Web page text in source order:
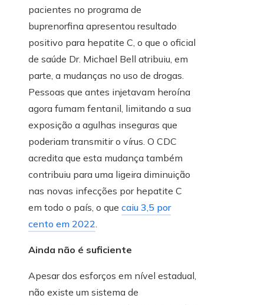
pacientes no programa de
buprenorfina apresentou resultado
positivo para hepatite C, o que o oficial
de saúde Dr. Michael Bell atribuiu, em
parte, a mudanças no uso de drogas.
Pessoas que antes injetavam heroína
agora fumam fentanil, limitando a sua
exposição a agulhas inseguras que
poderiam transmitir o vírus. O CDC
acredita que esta mudança também
contribuiu para uma ligeira diminuição
nas novas infecções por hepatite C
em todo o país, o que caiu 3,5 por
cento em 2022.
Ainda não é suficiente
Apesar dos esforços em nível estadual,
não existe um sistema de